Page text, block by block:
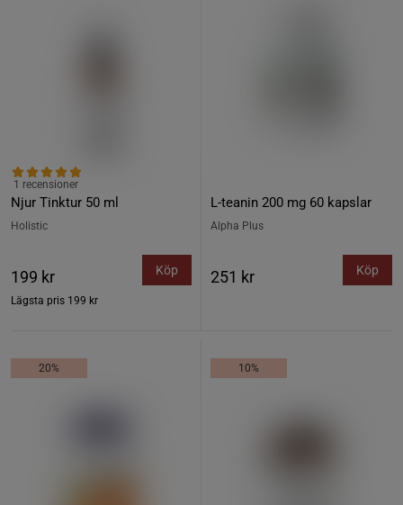
Njur Tinktur 50 ml
1 recensioner
Holistic
199 kr
Lägsta pris 199 kr
Köp
L-teanin 200 mg 60 kapslar
Alpha Plus
251 kr Köp
20% 10%